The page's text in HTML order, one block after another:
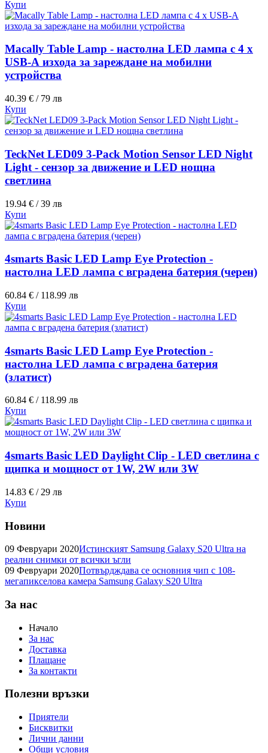
Купи
Macally Table Lamp - настолна LED лампа с 4 х
USB-А изхода за зареждане на мобилни
устройства
40.39 € / 79 лв
Купи
TeckNet LED09 3-Pack Motion Sensor LED Night
Light - сензор за движение и LED нощна
светлина
19.94 € / 39 лв
Купи
4smarts Basic LED Lamp Eye Protection -
настолна LED лампа с вградена батерия (черен)
60.84 € / 118.99 лв
Купи
4smarts Basic LED Lamp Eye Protection -
настолна LED лампа с вградена батерия
(златист)
60.84 € / 118.99 лв
Купи
4smarts Basic LED Daylight Clip - LED светлина с
щипка и мощност от 1W, 2W или 3W
14.83 € / 29 лв
Купи
Новини
09 Февруари 2020Истинският Samsung Galaxy S20 Ultra на
реални снимки от всички ъгли
09 Февруари 2020Потвърдждава се основния чип с 108-
мегапикселова камера Samsung Galaxy S20 Ultra
За нас
Начало
За нас
Доставка
Плащане
За контакти
Полезни връзки
Приятели
Бисквитки
Лични данни
Общи условия